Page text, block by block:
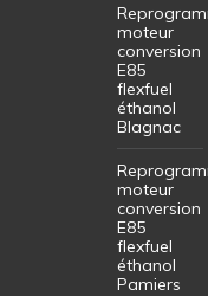
moteur
conversion
E85
flexfuel
éthanol
Blagnac
moteur
conversion
E85
flexfuel
éthanol
Pamiers